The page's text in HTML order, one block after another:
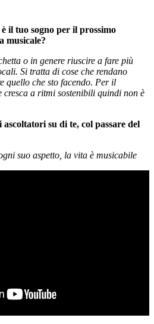
il tuo sogno per il prossimo
musicale?
o in genere riuscire a fare più
Si tratta di cose che rendano
quello che sto facendo. Per il
cresca a ritmi sostenibili quindi non è
su di te, col passare del
suo aspetto, la vita è musicabile